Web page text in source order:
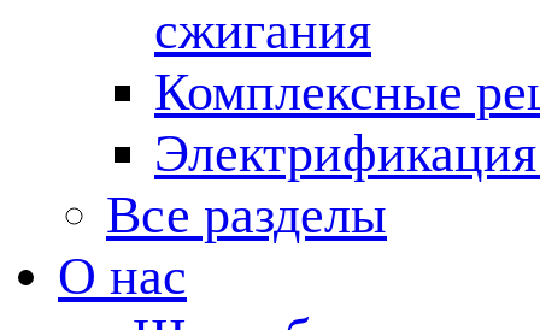
сжигания
Комплексные
Все разделы
О нас